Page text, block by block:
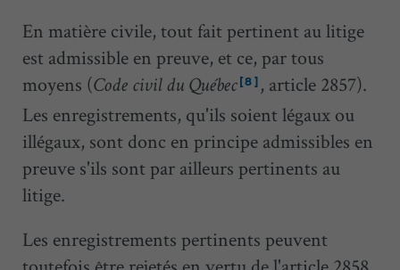
En matière civile, tout fait pertinent au litige
est admissible en preuve, et ce, par tous
moyens (Code civil du Québec [8] , article 2857).
Les enregistrements, qu'ils soient légaux ou
illégaux, sont donc en principe admissibles en
preuve s'ils sont par ailleurs pertinents au
litige.
Les enregistrements pertinents peuvent